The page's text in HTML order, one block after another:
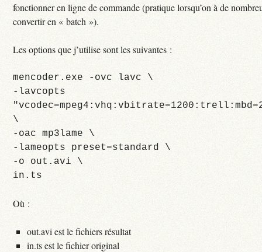
fonctionner en ligne de commande (pratique lorsqu’on à de
convertir en « batch »).
Les options que j’utilise sont les suivantes :
mencoder.exe -ovc lavc \
-lavcopts
\
-oac mp3lame \
-lameopts preset=standard \
-o out.avi \
in.ts
Où :
out.avi est le fichiers résultat
in.ts est le fichier original